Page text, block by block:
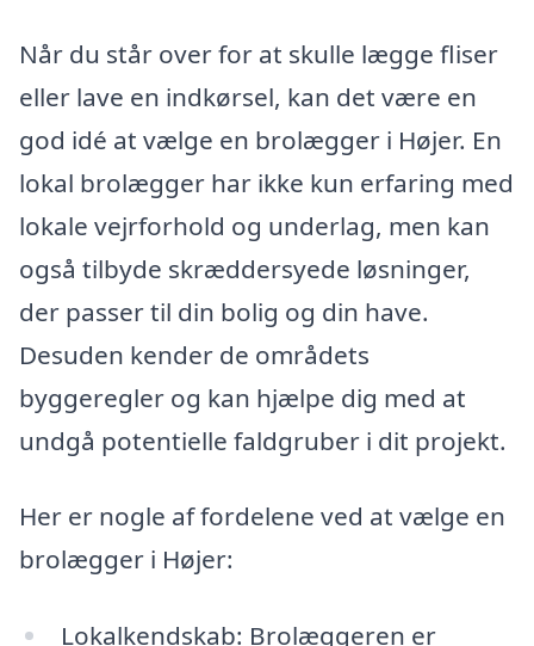
Når du står over for at skulle lægge fliser
eller lave en indkørsel, kan det være en
god idé at vælge en brolægger i Højer. En
lokal brolægger har ikke kun erfaring med
lokale vejrforhold og underlag, men kan
også tilbyde skræddersyede løsninger,
der passer til din bolig og din have.
Desuden kender de områdets
byggeregler og kan hjælpe dig med at
undgå potentielle faldgruber i dit projekt.
Her er nogle af fordelene ved at vælge en
brolægger i Højer:
Lokalkendskab: Brolæggeren er